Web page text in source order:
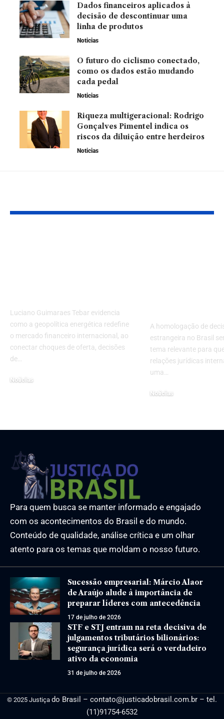
Dados financeiros aplicados à
decisão de descontinuar uma
linha de produtos
Noticias
O futuro do ciclismo conectado,
como os dados estão mudando
cada pedal
Noticias
Riqueza multigeracional: Rodrigo
Gonçalves Pimentel indica os
riscos da diluição entre herdeiros
Noticias
Luciano Guimaraes Tebar evidencia
como a geopolítica energética redefine
o mercado financeiro internacional, ao
conectar choques de oferta, decisões
de…
Noticias
A homologação de
estrangeira no Brasil
tema relevante para
relações jurídicas
uma…
Noticias
Para quem busca se manter informado e engajado
com os acontecimentos do Brasil e do mundo.
Conteúdo de qualidade, análise crítica e um olhar
atento para os temas que moldam o nosso futuro.
Sucessão empresarial: Márcio Alaor
de Araújo alude à importância de
preparar líderes com antecedência
17 de julho de 2026
STF e STJ entram na reta decisiva de
julgamentos tributários bilionários:
segurança jurídica será o verdadeiro
ativo da economia
31 de julho de 2026
© 2025 Justiça do Brasil – contato@justicadobrasil.com.br – tel.
(11)91754-6532